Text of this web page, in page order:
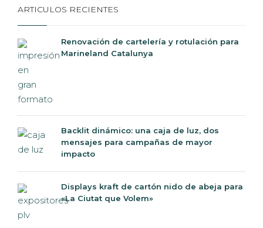
ARTICULOS RECIENTES
Renovación de cartelería y rotulación para
Marineland Catalunya
Backlit dinámico: una caja de luz, dos
mensajes para campañas de mayor
impacto
Displays kraft de cartón nido de abeja para
«La Ciutat que Volem»